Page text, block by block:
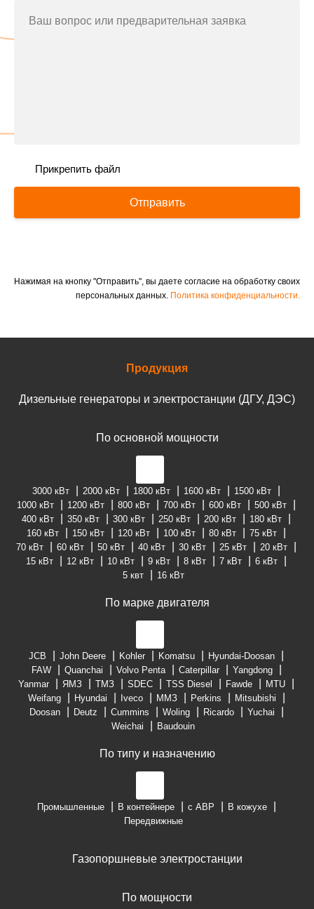
Ваш вопрос или предварительная заявка
Прикрепить файл
Отправить
Нажимая на кнопку "Отправить", вы даете согласие на обработку своих
персональных данных. Политика конфиденциальности.
Продукция
Дизельные генераторы и электростанции (ДГУ, ДЭС)
По основной мощности
3000 кВт 2000 кВт 1800 кВт 1600 кВт
1500 кВт
1000 кВт
1200 кВт 800 кВт 700 кВт 600 кВт
500 кВт
400 кВт
350 кВт 300 кВт 250 кВт 200 кВт
180 кВт
160 кВт
150 кВт 120 кВт 100 кВт 80 кВт
75 кВт
70 кВт
60 кВт 50 кВт 40 кВт 30 кВт 25 кВт
20 кВт
15 кВт
12 кВт 10 кВт 9 кВт 8 кВт 7 кВт
6 кВт
5 квт
16 кВт
По марке двигателя
JCB John Deere Kohler Komatsu
Hyundai-Doosan
FAW
Quanchai Volvo Penta Caterpillar
Yangdong
Yanmar
ЯМЗ ТМЗ SDEC TSS Diesel Fawde
MTU
Weifang
Hyundai Iveco ММЗ Perkins
Mitsubishi
Doosan
Deutz Cummins Woling Ricardo
Yuchai
Weichai
Baudouin
По типу и назначению
Промышленные В контейнере с АВР
В кожухе
Передвижные
Газопоршневые электростанции
По мощности